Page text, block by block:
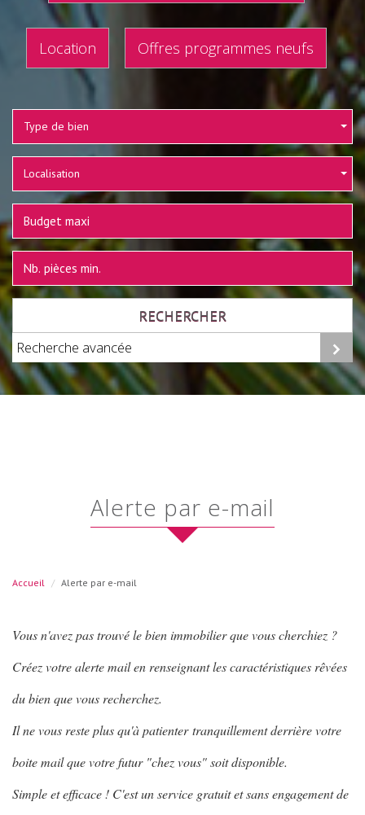
Location Offres programmes neufs
Type de bien
Localisation
RECHERCHER
Recherche avancée
alerte par e-mail
Accueil Alerte par e-mail
Vous n'avez pas trouvé le bien immobilier que vous cherchiez ?
Créez votre alerte mail en renseignant les caractéristiques rêvées
du bien que vous recherchez.
Il ne vous reste plus qu'à patienter tranquillement derrière votre
boite mail que votre futur "chez vous" soit disponible.
Simple et efficace ! C'est un service gratuit et sans engagement de